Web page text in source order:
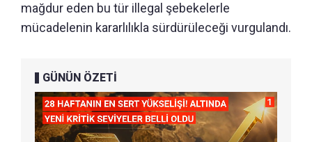
mağdur eden bu tür illegal şebekelerle
mücadelenin kararlılıkla sürdürüleceği vurgulandı.
GÜNÜN ÖZETİ